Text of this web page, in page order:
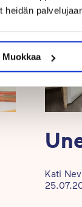
heidän
Muokkaa
Kati